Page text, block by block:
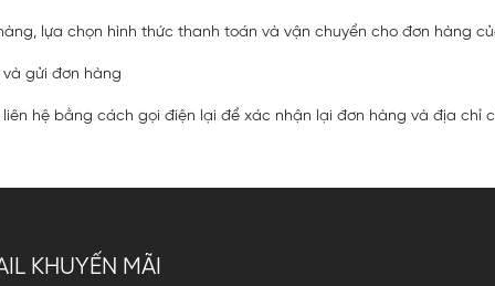
lựa chọn hình thức thanh toán và vận chuyển cho đơn hàng
gửi đơn hàng
hệ bằng cách gọi điện lại để xác nhận lại đơn hàng và địa chỉ
KHUYẾN MÃI